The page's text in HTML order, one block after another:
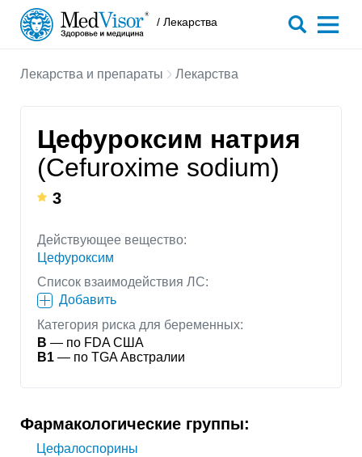
/ Лекарства
Лекарства и препараты Лекарства
Цефуроксим натрия
(Cefuroxime sodium)
3
Действующее вещество:
Цефуроксим
Список взаимодействия ЛС:
Добавить
Категория риска для беременных:
B — по FDA США
B1 — по TGA Австралии
Фармакологические группы:
Цефалоспорины